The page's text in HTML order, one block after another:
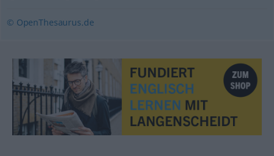
© OpenThesaurus.de